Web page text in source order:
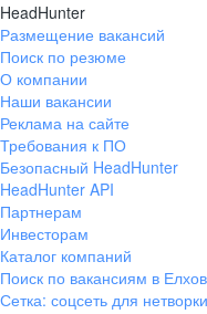
Екатеринбург
ул. Боевых Дружин, стр.
+7 343 226-79-99
pr@ural.hh.ru
ул. Янковского, д. 169, 7
706 каб.
+7 861 205-55-57
HeadHunter
Размещение вакансий
Поиск по резюме
О компании
Наши вакансии
Реклама на сайте
Требования к ПО
Безопасный HeadHunter
HeadHunter API
Партнерам
Инвесторам
Каталог компаний
Поиск по вакансиям в
Сетка: соцсеть для